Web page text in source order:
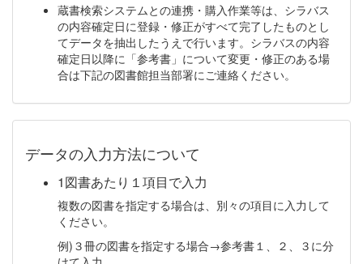
蔵書検索システムとの連携・購入作業等は、シラバス
の内容確定日に登録・修正がすべて完了したものとし
てデータを抽出したうえで行います。シラバスの内容
確定日以降に「参考書」について変更・修正のある場
合は下記の図書館担当部署にご連絡ください。
データの入力方法について
1図書あたり１項目で入力
複数の図書を指定する場合は、別々の項目に入力して
ください。
例)３冊の図書を指定する場合→参考書１、２、３に分